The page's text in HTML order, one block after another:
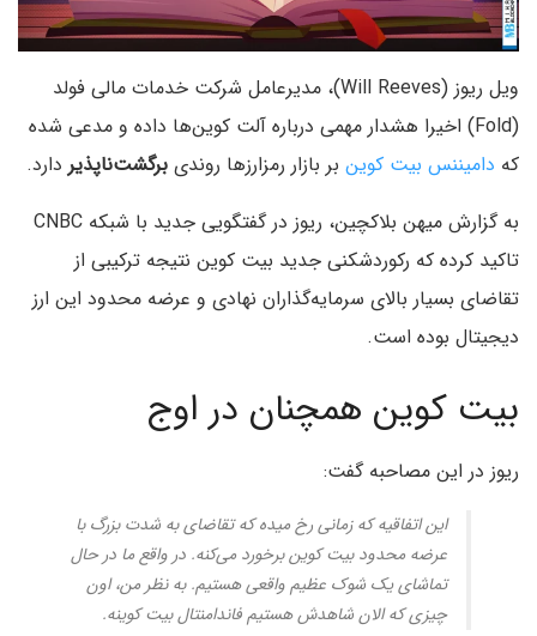
ویل ریوز (Will Reeves)، مدیرعامل شرکت خدمات مالی فولد
(Fold) اخیرا هشدار مهمی درباره آلت کوین‌ها داده و مدعی شده
که دامیننس بیت کوین بر بازار رمزارزها روندی برگشت‌ناپذیر دارد.
به گزارش میهن بلاکچین، ریوز در گفتگویی جدید با شبکه CNBC
تاکید کرده که رکوردشکنی جدید بیت کوین نتیجه ترکیبی از
تقاضای بسیار بالای سرمایه‌گذاران نهادی و عرضه محدود این ارز
دیجیتال بوده است.
بیت کوین همچنان در اوج
ریوز در این مصاحبه گفت:
این اتفاقیه که زمانی رخ میده که تقاضای به شدت بزرگ با
عرضه محدود بیت کوین برخورد می‌کنه. در واقع ما در حال
تماشای یک شوک عظیم واقعی هستیم. به نظر من، اون
چیزی که الان شاهدش هستیم فاندامنتال بیت کوینه.